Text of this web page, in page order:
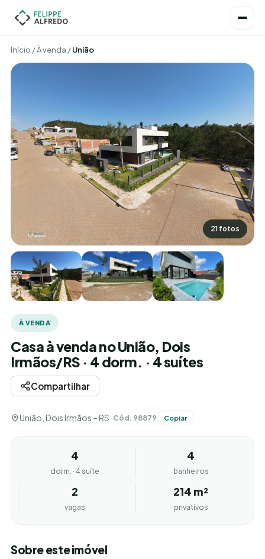
Início /À venda /União
21 fotos
À VENDA
Casa à venda no União, Dois
Irmãos/RS · 4 dorm. · 4 suítes
Compartilhar
União, Dois Irmãos – RS Cód. 98879 Copiar
4
dorm. · 4 suíte
4
banheiros
2
vagas
214 m²
privativos
Sobre este imóvel